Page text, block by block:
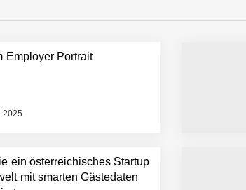
Employer Portrait
2025
ein österreichisches Startup
mit smarten Gästedaten
mit smarten Gästedaten revolutioniert
Symphonie